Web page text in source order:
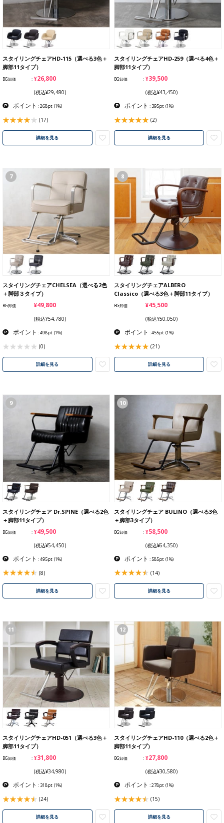
スタイリングチェアHD-115（選べる3色＋
脚部11タイプ）
BG卸価 ¥26,800
(税込¥29,480)
ポイント : 268pt (1%)
(17)
詳細を見る
スタイリングチェアHD-259（選べる4色＋
脚部11タイプ）
BG卸価 ¥39,500
(税込¥43,450)
ポイント : 395pt (1%)
(2)
詳細を見る
7
スタイリングチェアCHELSEA（選べる2色
＋脚部３タイプ）
BG卸価 ¥49,800
(税込¥54,780)
ポイント : 498pt (1%)
(0)
詳細を見る
8
スタイリングチェアALBERO
Classico（選べる3色＋脚部11タイプ）
BG卸価 ¥45,500
(税込¥50,050)
ポイント : 455pt (1%)
(21)
詳細を見る
9
スタイリングチェア Dr.SPINE（選べる2色
＋脚部11タイプ）
BG卸価 ¥49,500
(税込¥54,450)
ポイント : 495pt (1%)
(8)
詳細を見る
10
スタイリングチェア BULINO（選べる3色
＋脚部3タイプ）
BG卸価 ¥58,500
(税込¥64,350)
ポイント : 585pt (1%)
(14)
詳細を見る
11
スタイリングチェアHD-051（選べる3色＋
脚部11タイプ）
BG卸価 ¥31,800
(税込¥34,980)
ポイント : 318pt (1%)
(24)
詳細を見る
12
スタイリングチェアHD-110（選べる2色＋
脚部11タイプ）
BG卸価 ¥27,800
(税込¥30,580)
ポイント : 278pt (1%)
(15)
詳細を見る